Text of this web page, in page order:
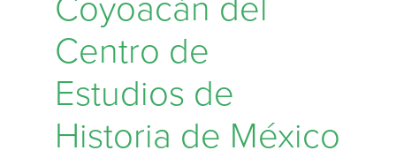
Coyoacán del
Centro de
Estudios de
Historia de México